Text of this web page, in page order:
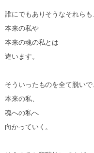
誰にでもありそうなそれらも
本来の私や
本来の魂の私とは
違います。
そういったものを全て脱いで
本来の私、
魂への私へ
向かっていく。